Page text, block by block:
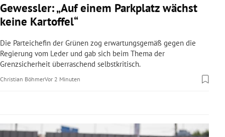
Untermenü
Untermenü
Untermenü
Untermenü
Gewessler: „Auf einem Parkplatz wächst
keine Kartoffel“
Die Parteichefin der Grünen zog erwartungsgemäß gegen die
Regierung vom Leder und gab sich beim Thema der
Grenzsicherheit überraschend selbstkritisch.
Christian BöhmerVor 2 Minuten